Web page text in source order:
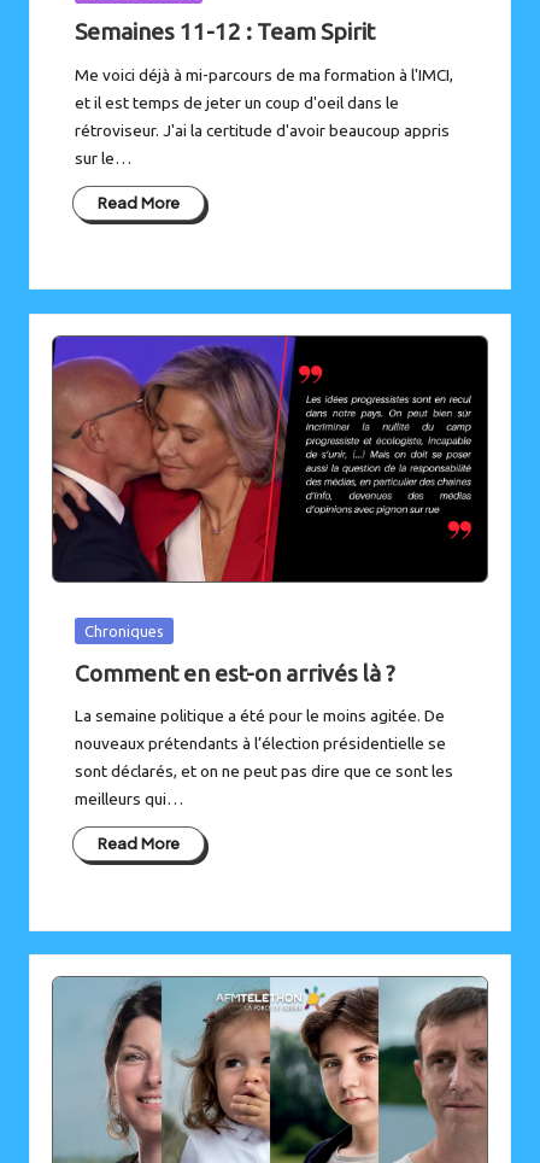
Semaines 11-12 : Team Spirit
Me voici déjà à mi-parcours de ma formation à l'IMCI,
et il est temps de jeter un coup d'oeil dans le
rétroviseur. J'ai la certitude d'avoir beaucoup appris
sur le…
Read More
Posted
Chroniques
Comment en est-on arrivés là ?
La semaine politique a été pour le moins agitée. De
nouveaux prétendants à l’élection présidentielle se
sont déclarés, et on ne peut pas dire que ce sont les
meilleurs qui…
Read More